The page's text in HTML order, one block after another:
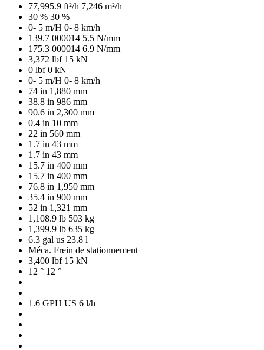
77,995.9 ft²/h 7,246 m²/h
30 % 30 %
0- 5 m/H 0- 8 km/h
139.7 000014 5.5 N/mm
175.3 000014 6.9 N/mm
3,372 lbf 15 kN
0 lbf0 kN
0- 5 m/H 0- 8 km/h
74 in 1,880 mm
38.8 in 986 mm
90.6 in 2,300 mm
0.4 in 10 mm
22 in 560 mm
1.7 in 43 mm
1.7 in 43 mm
15.7 in 400 mm
15.7 in 400 mm
76.8 in 1,950 mm
35.4 in 900 mm
52 in 1,321 mm
1,108.9 lb 503 kg
1,399.9 lb 635 kg
6.3 gal us 23.8 l
Méca. Frein de stationnement
3,400 lbf 15 kN
12 ° 12 °
1.6 GPH US 6 l/h